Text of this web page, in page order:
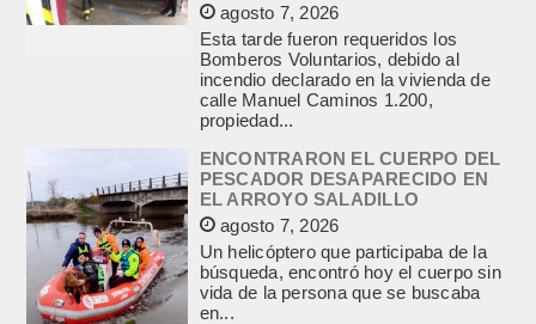
agosto 7, 2026
Esta tarde fueron requeridos los
Bomberos Voluntarios, debido al
incendio declarado en la vivienda de
calle Manuel Caminos 1.200,
propiedad...
ENCONTRARON EL CUERPO DEL
PESCADOR DESAPARECIDO EN
EL ARROYO SALADILLO
agosto 7, 2026
Un helicóptero que participaba de la
búsqueda, encontró hoy el cuerpo sin
vida de la persona que se buscaba
en...